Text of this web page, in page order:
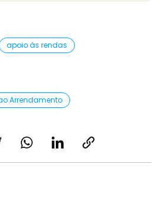
apoio às rendas
Arrendamento